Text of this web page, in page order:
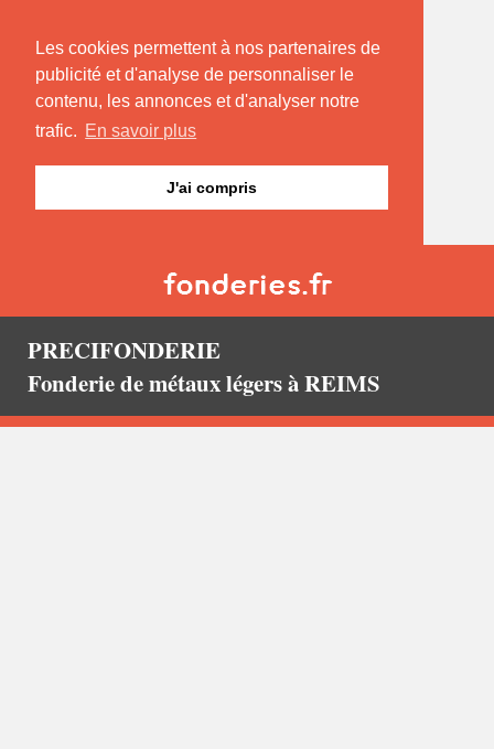
Les cookies permettent à nos partenaires de
publicité et d'analyse de personnaliser le
contenu, les annonces et d'analyser notre
trafic. En savoir plus
J'ai compris
PRECIFONDERIE
Fonderie de métaux légers à REIMS